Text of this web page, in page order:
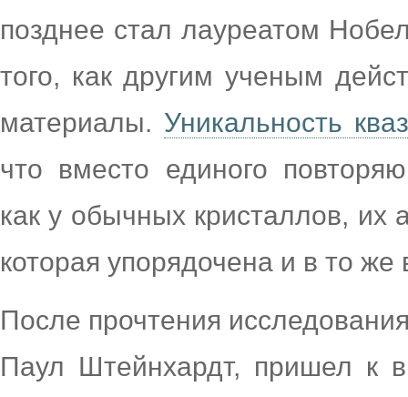
позднее стал лауреатом
того, как другим ученым
материалы. Уникальность
что вместо единого
как у обычных кристаллов,
которая упорядочена и в то же
После прочтения
Паул Штейнхардт, пришел к